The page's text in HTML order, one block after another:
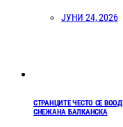
ЈУНИ 24, 2026
СТРАНЦИТЕ ЧЕСТО СЕ
СНЕЖАНА БАЛКАНСКА